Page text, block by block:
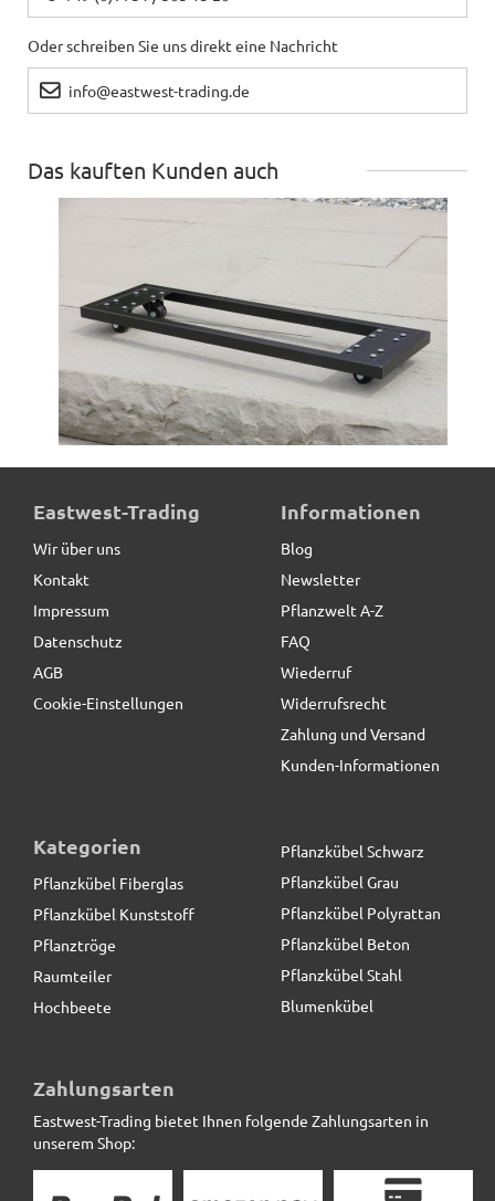
Oder schreiben Sie uns direkt eine Nachricht
info@eastwest-trading.de
Das kauften Kunden auch
ultrastarke Pflanzenroller für Pflanztröge, schwarz
79,00 € *
optional)
165,50 € *
Eastwest-Trading
Wir über uns
Kontakt
Impressum
Datenschutz
AGB
Cookie-Einstellungen
Informationen
Blog
Newsletter
Pflanzwelt A-Z
FAQ
Wiederruf
Widerrufsrecht
Zahlung und Versand
Kunden-Informationen
Kategorien
Pflanzkübel Fiberglas
Pflanzkübel Kunststoff
Pflanztröge
Raumteiler
Hochbeete
Pflanzkübel Schwarz
Pflanzkübel Grau
Pflanzkübel Polyrattan
Pflanzkübel Beton
Pflanzkübel Stahl
Blumenkübel
Zahlungsarten
Eastwest-Trading bietet Ihnen folgende Zahlungsarten in
unserem Shop: